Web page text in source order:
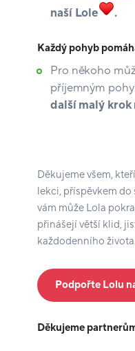
naší Lole
.
Každý pohyb
Pro někoho
příjemným
další malý krok
Děkujeme všem,
lekci, příspěvkem
vám může Lola
přinášejí větší klid,
každodenního
Podpořte Lolu
Děkujeme